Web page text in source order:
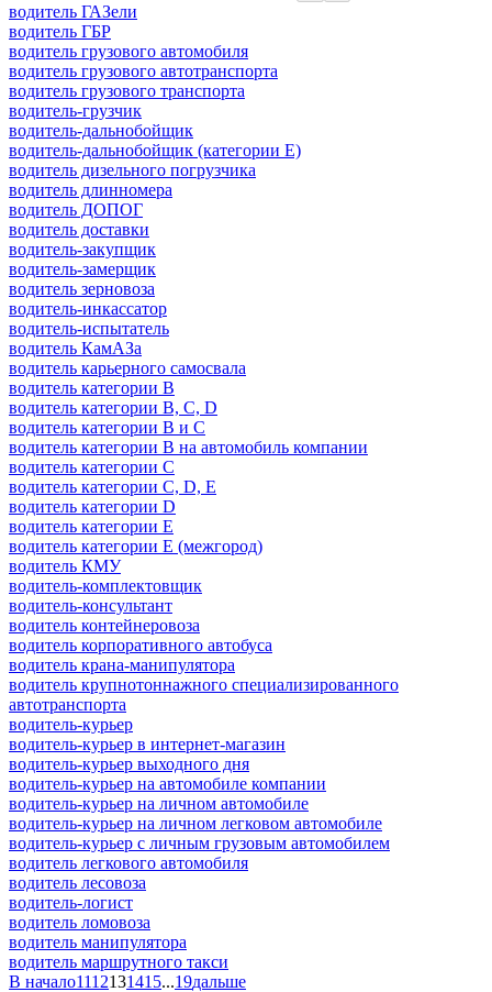
водитель ГАЗели
водитель ГБР
водитель грузового автомобиля
водитель грузового автотранспорта
водитель грузового транспорта
водитель-грузчик
водитель-дальнобойщик
водитель-дальнобойщик (категории Е)
водитель дизельного погрузчика
водитель длинномера
водитель ДОПОГ
водитель доставки
водитель-закупщик
водитель-замерщик
водитель зерновоза
водитель-инкассатор
водитель-испытатель
водитель КамАЗа
водитель карьерного самосвала
водитель категории B
водитель категории B, C, D
водитель категории B и C
водитель категории B на автомобиль компании
водитель категории C
водитель категории C, D, E
водитель категории D
водитель категории E
водитель категории E (межгород)
водитель КМУ
водитель-комплектовщик
водитель-консультант
водитель контейнеровоза
водитель корпоративного автобуса
водитель крана-манипулятора
водитель крупнотоннажного специализированного
автотранспорта
водитель-курьер
водитель-курьер в интернет-магазин
водитель-курьер выходного дня
водитель-курьер на автомобиле компании
водитель-курьер на личном автомобиле
водитель-курьер на личном легковом автомобиле
водитель-курьер с личным грузовым автомобилем
водитель легкового автомобиля
водитель лесовоза
водитель-логист
водитель ломовоза
водитель манипулятора
водитель маршрутного такси
В начало1112131415...19дальше